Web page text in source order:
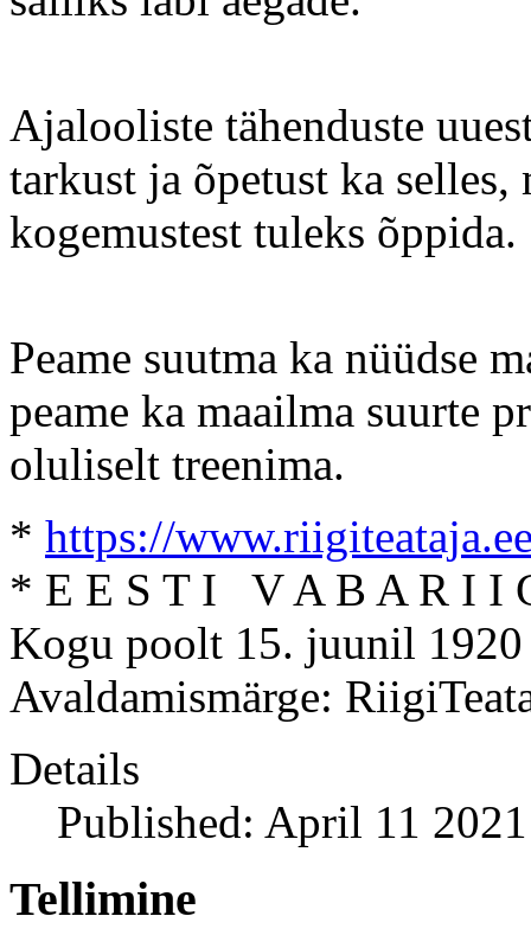
Ajalooliste tähenduste
tarkust ja õpetust ka
kogemustest tuleks õppida.
Peame suutma ka nüüdse
peame ka maailma suurte
oluliselt treenima.
* https://
* E E S T I V A B A R I I
Kogu poolt 15. juunil 1920
Avaldamismärge:
Details
Published: April 11 2021
Tellimine